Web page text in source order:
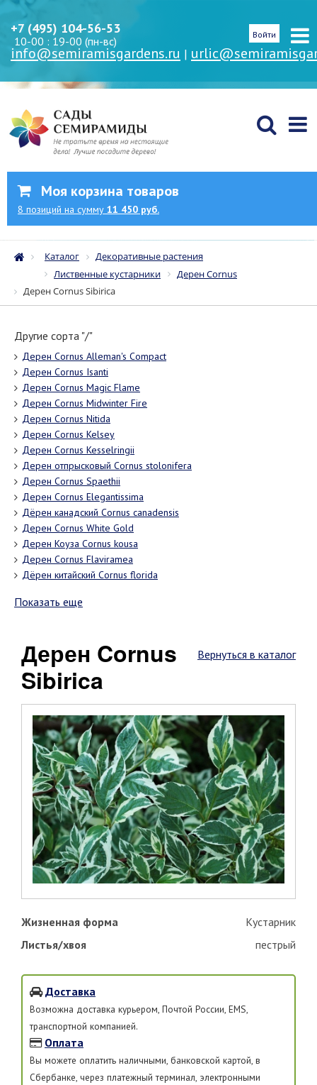
+7 (495) 104-56-53
10-00 : 19-00 (пн-вс)
info@semiramisgardens.ru |
Войти
Моя корзина товаров
8 позиций на сумму 11 450 руб.
Каталог
Декоративные растения
Лиственные кустарники
Дерен Cornus
Дерен Cornus Sibirica
Другие сорта "/"
Дерен Cornus Alleman's Compact
Дерен Cornus Isanti
Дерен Cornus Magic Flame
Дерен Cornus Midwinter Fire
Дерен Cornus Nitida
Дерен Cornus Kelsey
Дерен Cornus Kesselringii
Дерен отпрысковый Сornus stolonifera
Дерен Cornus Spaethii
Дерен Cornus Elegantissima
Дёрен канадский Cornus canadensis
Дерен Cornus White Gold
Дерен Коуза Сornus kousa
Дерен Cornus Flaviramea
Дёрен китайский Cornus florida
Показать еще
Вернуться в каталог
Дерен Cornus
Sibirica
Жизненная форма
Кустарник
Листья/хвоя
пестрый
Доставка
Возможна доставка курьером, Почтой России, EMS,
транспортной компанией.
Оплата
Вы можете оплатить наличными, банковской картой, в
Сбербанке, через платежный терминал, электронными